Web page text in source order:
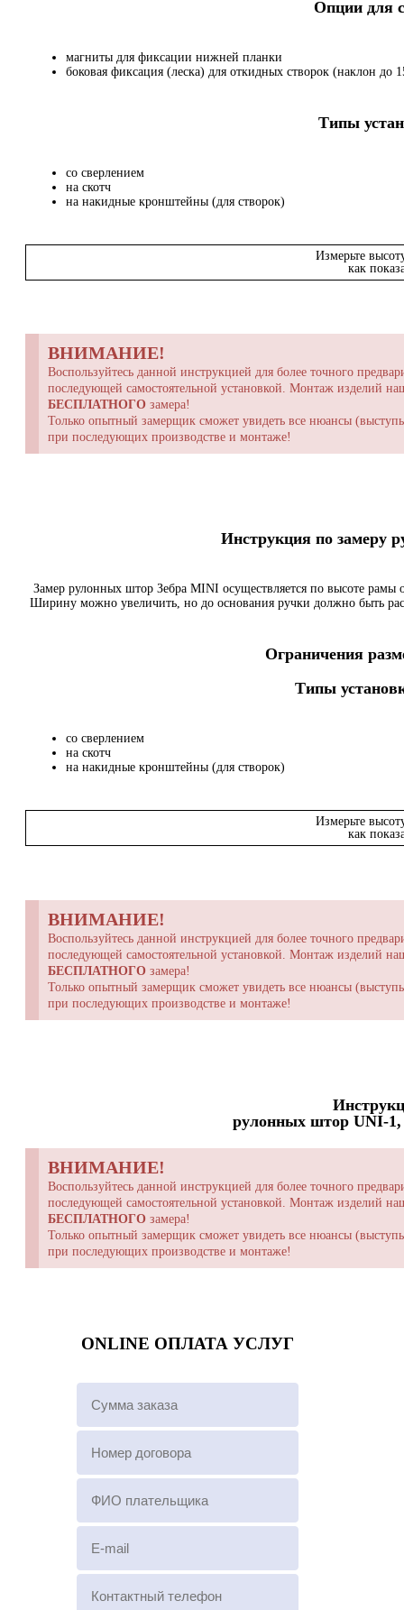
Опции для
магниты для фиксации нижней планки
боковая фиксация (леска) для откидных створок (наклон до
Типы
со сверлением
на скотч
на накидные кронштейны (для створок)
Измерьте
как
ВНИМАНИЕ!
Воспользуйтесь данной инструкцией для более точного
последующей самостоятельной установкой. Монтаж изделий
БЕСПЛАТНОГО замера!
Только опытный замерщик сможет увидеть все нюансы
при последующих производстве и монтаже!
Инструкция по
Замер рулонных штор Зебра MINI осуществляется по высоте
Ширину можно увеличить, но до основания ручки должно быть
Ограничения
Типы
со сверлением
на скотч
на накидные кронштейны (для створок)
Измерьте
как
ВНИМАНИЕ!
Воспользуйтесь данной инструкцией для более точного
последующей самостоятельной установкой. Монтаж изделий
БЕСПЛАТНОГО замера!
Только опытный замерщик сможет увидеть все нюансы
при последующих производстве и монтаже!
рулонных штор UNI-
ВНИМАНИЕ!
Воспользуйтесь данной инструкцией для более точного
последующей самостоятельной установкой. Монтаж изделий
БЕСПЛАТНОГО замера!
Только опытный замерщик сможет увидеть все нюансы
при последующих производстве и монтаже!
ONLINE ОПЛАТА УСЛУГ